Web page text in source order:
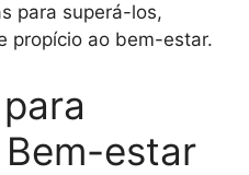
para superá-los,
propício ao bem-estar.
estar